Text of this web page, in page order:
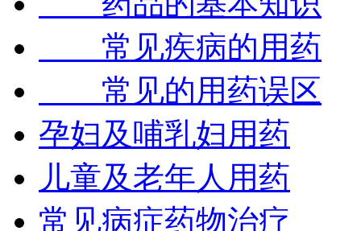
常见疾病的用药
常见的用药误区
孕妇及哺乳妇用药
儿童及老年人用药
常见病症药物治疗